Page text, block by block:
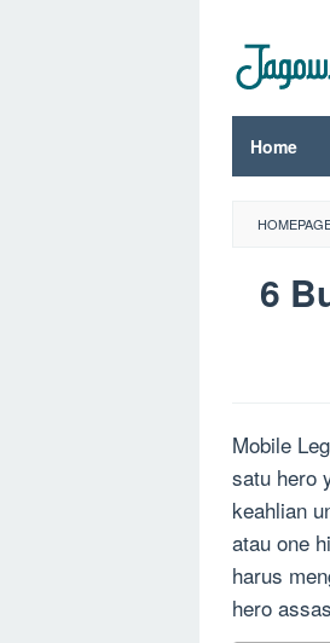
konten
Home
6
Mobile
satu hero
keahlian
atau one
harus
hero